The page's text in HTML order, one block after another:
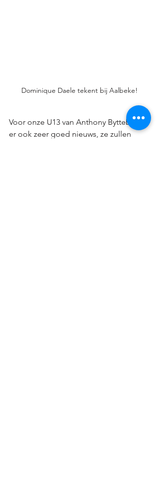
Dominique Daele tekent bij Aalbeke!
Voor onze U13 van Anthony Byttebier is
er ook zeer goed nieuws, ze zullen